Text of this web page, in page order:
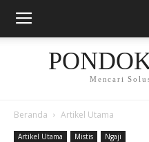
Mencari
Beranda Artikel Utama
Artikel Utama Mistis Ngaji